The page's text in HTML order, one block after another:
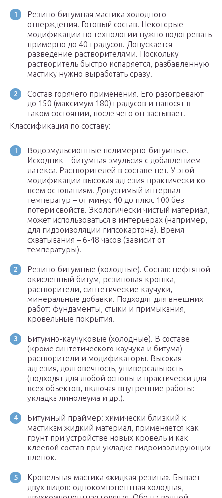
Резино-битумная мастика холодного
отверждения. Готовый состав. Некоторые
модификации по технологии нужно подогревать
примерно до 40 градусов. Допускается
разведение растворителями. Поскольку
растворитель быстро испаряется, разбавленную
мастику нужно выработать сразу.
Состав горячего применения. Его разогревают
до 150 (максимум 180) градусов и наносят в
таком состоянии, после чего он застывает.
Классификация по составу:
Водоэмульсионные полимерно-битумные.
Исходник – битумная эмульсия с добавлением
латекса. Растворителей в составе нет. У этой
модификации высокая адгезия практически ко
всем основаниям. Допустимый интервал
температур – от минус 40 до плюс 100 без
потери свойств. Экологически чистый материал,
может использоваться в интерьерах (например,
для гидроизоляции гипсокартона). Время
схватывания – 6-48 часов (зависит от
температуры).
Резино-битумные (холодные). Состав: нефтяной
окисленный битум, резиновая крошка,
растворители, синтетические каучуки,
минеральные добавки. Подходят для внешних
работ: фундаменты, стыки и примыкания,
кровельные покрытия.
Битумно-каучуковые (холодные). В составе
(кроме синтетического каучука и битума) –
растворители и модификаторы. Высокая
адгезия, долговечность, универсальность
(подходят для любой основы и практически для
всех объектов, включая внутренние работы:
укладка линолеума и др.).
Битумный праймер: химически близкий к
мастикам жидкий материал, применяется как
грунт при устройстве новых кровель и как
клеевой состав при укладке гидроизолирующих
пленок.
Кровельная мастика «жидкая резина». Бывает
двух видов: однокомпонентная холодная,